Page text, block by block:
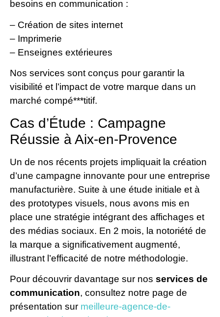
besoins en communication :
– Création de sites internet
– Imprimerie
– Enseignes extérieures
Nos services sont conçus pour garantir la
visibilité et l’impact de votre marque dans un
marché compé***titif.
Cas d’Étude : Campagne
Réussie à Aix-en-Provence
Un de nos récents projets impliquait la création
d’une campagne innovante pour une entreprise
manufacturière. Suite à une étude initiale et à
des prototypes visuels, nous avons mis en
place une stratégie intégrant des affichages et
des médias sociaux. En 2 mois, la notoriété de
la marque a significativement augmenté,
illustrant l’efficacité de notre méthodologie.
Pour découvrir davantage sur nos services de
communication, consultez notre page de
présentation sur meilleure-agence-de-